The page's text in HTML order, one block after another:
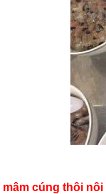
mâm cúng thôi